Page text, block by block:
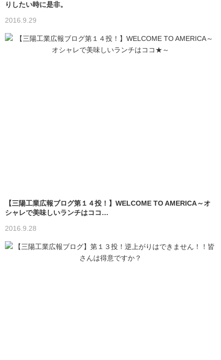
りしたい時に是非。
2016.9.29
【三陽工業広報ブログ第１４投！】WELCOME TO AMERICA～オ
シャレで美味しいランチはココ…
2016.9.28